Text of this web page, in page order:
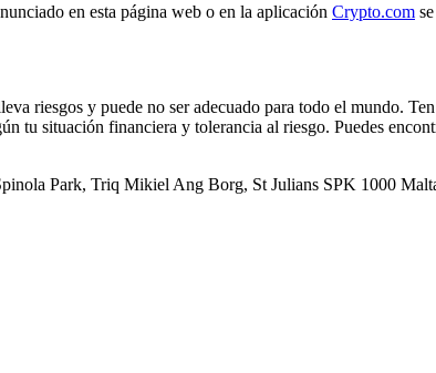
en esta página web o en la aplicación Crypto.com
riesgos y puede no ser adecuado para todo el mundo.
tu situación financiera y tolerancia al riesgo. Puedes
Park, Triq Mikiel Ang Borg, St Julians SPK 1000